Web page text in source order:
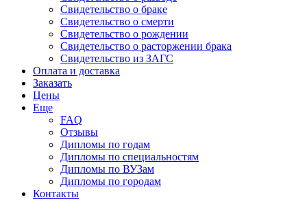
Свидетельство о браке
Свидетельство о смерти
Свидетельство о рождении
Свидетельство о расторжении брака
Свидетельство из ЗАГС
Оплата и доставка
Заказать
Цены
Еще
FAQ
Отзывы
Дипломы по годам
Дипломы по специальностям
Дипломы по ВУЗам
Дипломы по городам
Контакты